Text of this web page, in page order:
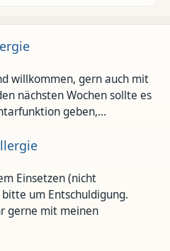
willkommen, gern auch mit
nächsten Wochen sollte es
geben,…
Einsetzen (nicht
um Entschuldigung.
gerne mit meinen